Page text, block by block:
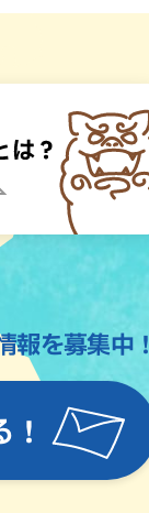
！
報を募集中！